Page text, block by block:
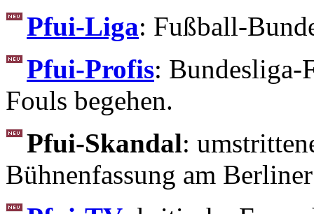
Pfui-Liga: Fußball-
Pfui-Profis: Bundesliga-
Fouls begehen.
Pfui-Skandal:
Bühnenfassung am